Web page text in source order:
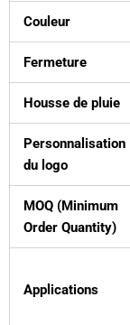
Couleur
Fermeture
Housse de pluie
Personnalisation
du logo
MOQ (Minimum
Order Quantity)
Applications